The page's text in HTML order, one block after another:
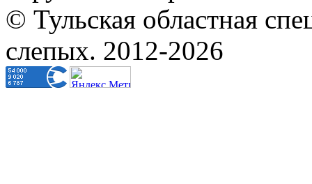
© Тульская областная
слепых. 2012-2026